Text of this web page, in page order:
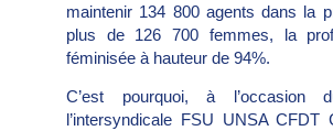
maintenir 134 800 agents dans la
plus de 126 700 femmes, la
féminisée à hauteur de 94%.
C’est pourquoi, à l’occasion
l’intersyndicale FSU UNSA CFDT